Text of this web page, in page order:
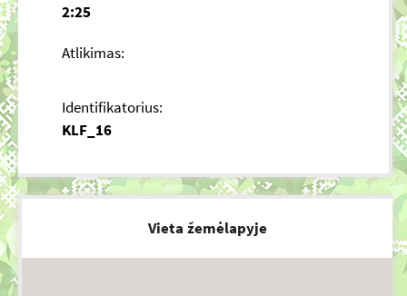
2:25
Atlikimas:
Identifikatorius:
KLF_16
Vieta žemėlapyje